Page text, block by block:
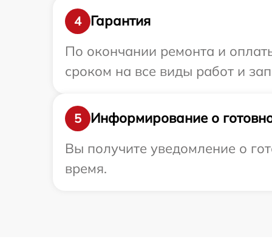
4
Гарантия
По окончании ремонта и
сроком на все виды работ и
5
Информирование о
Вы получите уведомление о
время.